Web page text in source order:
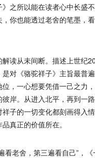
之所以能在读者心中长盛
你也能透过老舍的笔墨，
解读从未间断。描述上世纪
对《骆驼祥子》主旨最普
，一心想要凭借一己之力
岸。从进入北平，再到一
子的一切变化都刻画得入
真正的价值所在。
看老舍，第三遍看自己”，